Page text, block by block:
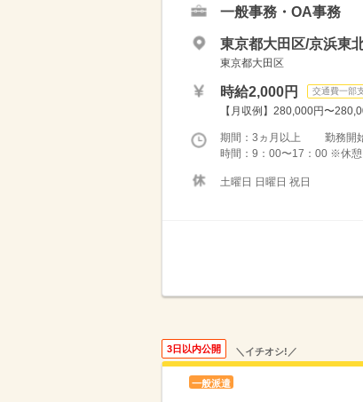
一般事務・OA事務
東京都大田区/京浜東
東京都大田区
時給2,000円 交通費一部
【月収例】280,000円〜
期間：3ヵ月以上 勤務開始
時間：9：00〜17：00 ※休憩
土曜日 日曜日 祝日
3日以内公開 ＼イチオシ!／
一般派遣